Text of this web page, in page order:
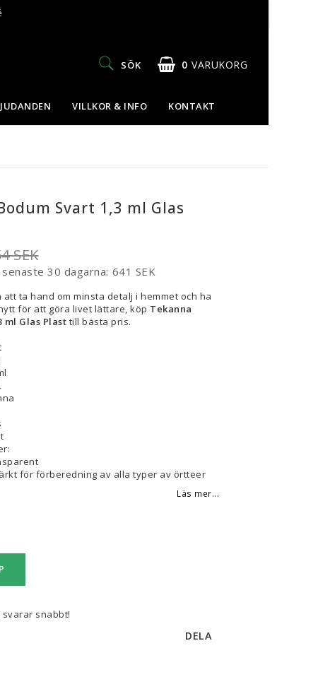
0 VARUKORG
SÖK
VILLKOR & INFO KONTAKT
Svart 1,3 ml Glas
SEK
30 dagarna 641 SEK
att ta hand om minsta detalj i hemmet och ha
för att göra livet lättare, köp Tekanna
ml Glas Plast till bästa pris.
för förberedning av alla typer av örtteer
Läs mer...
svarar snabbt!
DELA